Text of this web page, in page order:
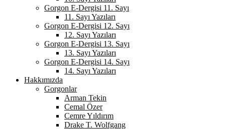
Gorgon E-Dergisi 11. Sayı
11. Sayı Yazıları
Gorgon E-Dergisi 12. Sayı
12. Sayı Yazıları
Gorgon E-Dergisi 13. Sayı
13. Sayı Yazıları
Gorgon E-Dergisi 14. Sayı
14. Sayı Yazıları
Hakkımızda
Gorgonlar
Arman Tekin
Cemal Özer
Cemre Yıldırım
Drake T. Wolfgang